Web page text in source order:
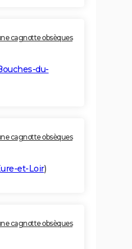
cagnotte obsèques
du-
cagnotte obsèques
et-Loir)
cagnotte obsèques